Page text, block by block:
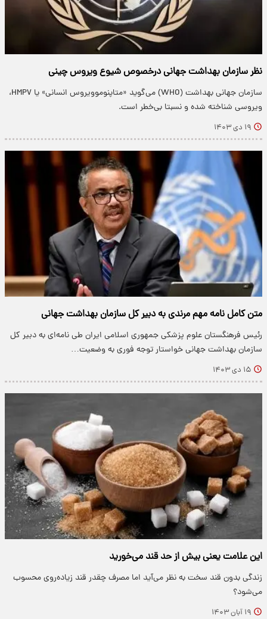
نظر سازمان بهداشت جهانی درخصوص شیوع ویروس چینی
سازمان جهانی بهداشت (WHO) می‌گوید «متاپنوموویروس انسانی» یا HMPV،
ویروسی شناخته شده و نسبتا بی‌خطر است.
۱۹ دی ۱۴۰۳
متن کامل نامه مهم مرندی به دبیر کل سازمان بهداشت جهانی
رئیس فرهنگستان علوم پزشکی جمهوری اسلامی ایران طی نامه‌ای به دبیر کل
سازمان بهداشت جهانی خواستار توجه فوری به وضعیت…
۱۵ دی ۱۴۰۳
این علامت یعنی بیش از حد قند می‌خورید
زندگی بدون قند سخت به نظر می‌آید اما مصرف چقدر قند زیاده‌روی محسوب
می‌شود؟
۱۹ آبان ۱۴۰۳